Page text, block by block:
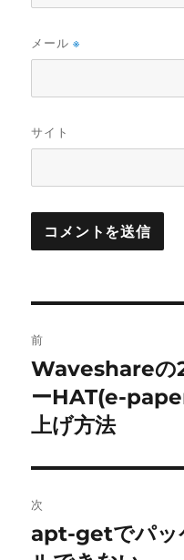
メール※
サイト
稿
ナ
ビ
ゲ
ー
シ
前
前
の
投
Waveshareの
ーHAT(e-
上げ方法
次
次
apt-getでパッ